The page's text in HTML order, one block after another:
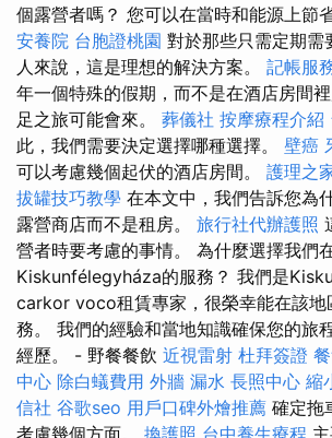
個露營者嗎？ 您可以在當時和能源上節
安養院 台胞證桃園 對於那些只需定期需
人來說，這是理想的解決方案。 記帳服
年一個特殊的假期，而不是在酒店房間
足之旅可能會來。 葬儀社 按摩療程介紹
此，我們需要決定選擇哪種選擇。 壁癌
可以考慮幾個起伏的酒店房間。 護理之
拔罐技巧教學 在本文中，我們告訴您為
露營商店而不是租房。 旅行社代辦護照
營者時要考慮的事情。 為什麼選擇我們
Kiskunfélegyháza的服務？ 我們是
carkor voco租賃專家，很榮幸能在該地
務。 我們的經驗和當地知識確保您的旅
經歷。 - 野餐餐飲 近視雷射 杜拜簽證
中心 除白蟻費用 外牆 漏水 長照中心 縮
信社 谷歌seo 用戶口碑外燴推薦 確定拖
考慮幾個方面。 換護照 台中養生療程